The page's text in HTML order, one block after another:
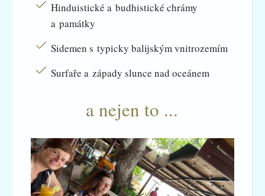
Hinduistické a budhistické chrámy
a památky
Sidemen s typicky balijským vnitrozemím
Surfaře a západy slunce nad oceánem
a nejen to ...